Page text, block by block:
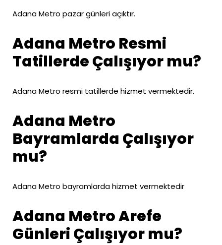
Adana Metro pazar günleri açıktır.
Adana Metro Resmi
Tatillerde Çalışıyor mu?
Adana Metro resmi tatillerde hizmet vermektedir.
Adana Metro
Bayramlarda Çalışıyor
mu?
Adana Metro bayramlarda hizmet vermektedir
Adana Metro Arefe
Günleri Çalışıyor mu?